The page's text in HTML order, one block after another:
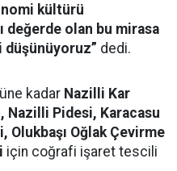
kültürü
değerde olan bu mirasa
düşünüyoruz” dedi.
kadar Nazilli Kar
Nazilli Pidesi, Karacasu
Olukbaşı Oğlak Çevirme
için coğrafi işaret tescili